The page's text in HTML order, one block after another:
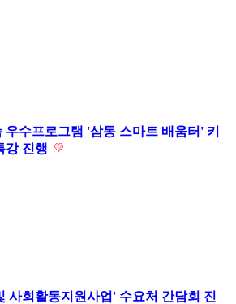
우수프로그램 '삼동 스마트 배움터' 키
강 진행
사회활동지원사업' 수요처 간담회 진